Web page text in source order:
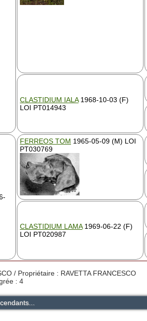
CLASTIDIUM IALA1968-10-03 (F)
LOI PT014943
FERREOS TOM 1965-05-09 (M) LOI
PT030769
CLASTIDIUM LAMA1969-06-22 (F)
LOI PT020987
/ Propriétaire : RAVETTA FRANCESCO
: 4